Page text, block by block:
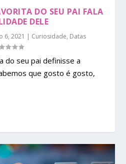
DO SEU PAI FALA
DELE
6, 2021 | Curiosidade, Datas
do seu pai definisse a
que gosto é gosto,